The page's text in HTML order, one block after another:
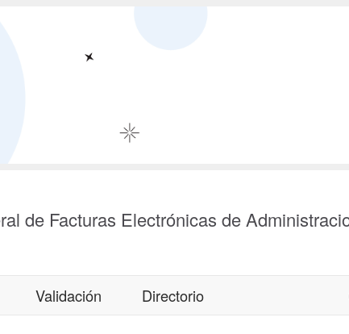
de Facturas Electrónicas de
Validación Directorio